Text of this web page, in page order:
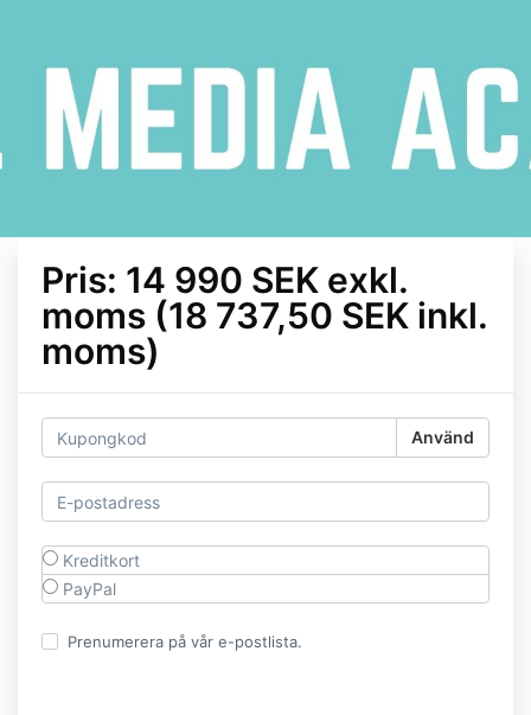
Pris: 14 990 SEK exkl.
moms (18 737,50 SEK inkl.
moms)
Använd
Kreditkort
PayPal
Prenumerera på vår e-postlista.